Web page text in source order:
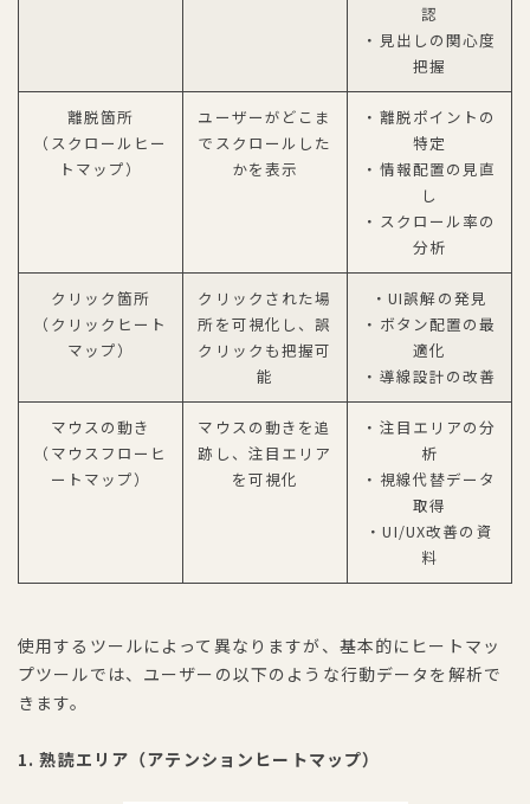
認
・見出しの関心度
把握
離脱箇所
（スクロールヒー
トマップ）
ユーザーがどこま
でスクロールした
かを表示
・離脱ポイントの
特定
・情報配置の見直
し
・スクロール率の
分析
クリック箇所
（クリックヒート
マップ）
クリックされた場
所を可視化し、誤
クリックも把握可
能
・UI誤解の発見
・ボタン配置の最
適化
・導線設計の改善
マウスの動き
（マウスフローヒ
ートマップ）
マウスの動きを追
跡し、注目エリア
を可視化
・注目エリアの分
析
・視線代替データ
取得
・UI/UX改善の資
料
使用するツールによって異なりますが、基本的にヒートマッ
プツールでは、ユーザーの以下のような行動データを解析で
きます。
1. 熟読エリア（アテンションヒートマップ）